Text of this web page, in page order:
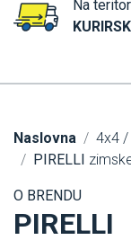
Na
Naslovna 4x4 /
PIRELLI
O BRENDU
PIRELLI